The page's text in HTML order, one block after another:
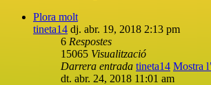
Plora molt
tineta14 dj. abr. 19, 2018 2:13 pm
6 Respostes
15065 Visualització
Darrera entrada tineta14 Mostra
dt. abr. 24, 2018 11:01 am